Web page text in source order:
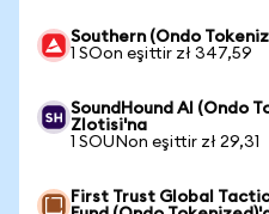
Southern (Ondo
1 SOon eşittir zł 347,59
SoundHound AI (Ondo
Zlotisi'na
1 SOUNon eşittir zł 29,31
First Trust Global